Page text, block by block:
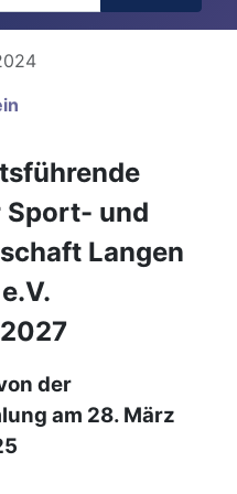
Sport- und
Langen
der
am 28. März